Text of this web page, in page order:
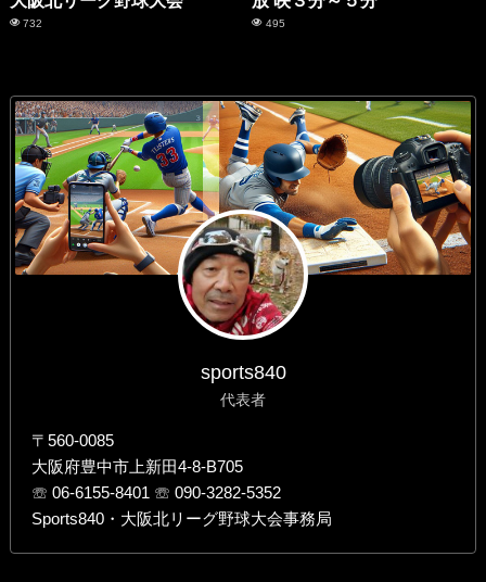
732 495
sports840
代表者
〒560-0085
大阪府豊中市上新田4-8-B705
☏ 06-6155-8401 ☏ 090-3282-5352
Sports840・大阪北リーグ野球大会事務局